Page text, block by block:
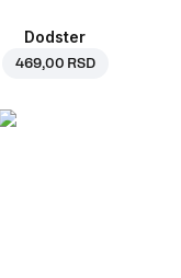
Dodster
469,00 RSD